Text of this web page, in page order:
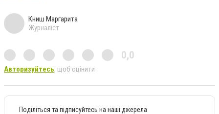
Книш Маргарита
Журналіст
0,0
Авторизуйтесь, щоб оцінити
Поділіться та підписуйтесь на наші джерела